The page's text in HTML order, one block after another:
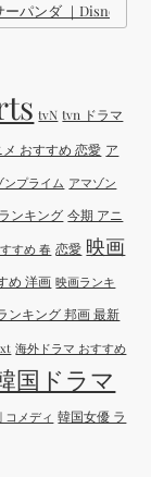
ーパンダ ｜Disney (
tvN tvn ドラマ
メ おすすめ 恋愛 ア
ンプライム アマゾン
ランキング 今期 アニ
すめ 春 恋愛 映画
め 洋画 映画ランキ
ンキング 邦画 最新
海外ドラマ おすすめ
国ドラマ
コメディ 韓国女優 ラ